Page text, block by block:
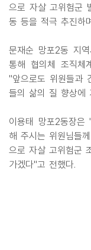
으로 자살 고위험군
동 등을 적극 추진하
문재순 망포2동 지
통해 협의체 조직체
"앞으로도 위원들과
들의 삶의 질 향상에
이용태 망포2동장은
해 주시는 위원님들
으로 자살 고위험군
가겠다"고 전했다.